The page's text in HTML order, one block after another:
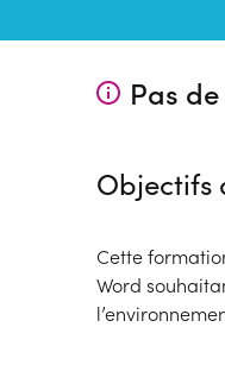
Pas
Objectifs
Cette
Word